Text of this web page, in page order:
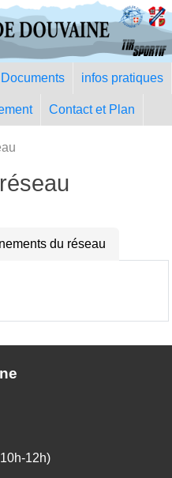
Documents infos pratiques
Contact et Plan
du réseau
12h)